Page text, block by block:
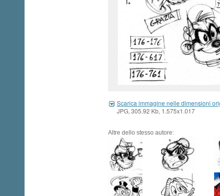
Scarica immagine nelle dimensioni
JPG, 305.92 Kb, 1.575x1.017
Altre dello stesso autore: